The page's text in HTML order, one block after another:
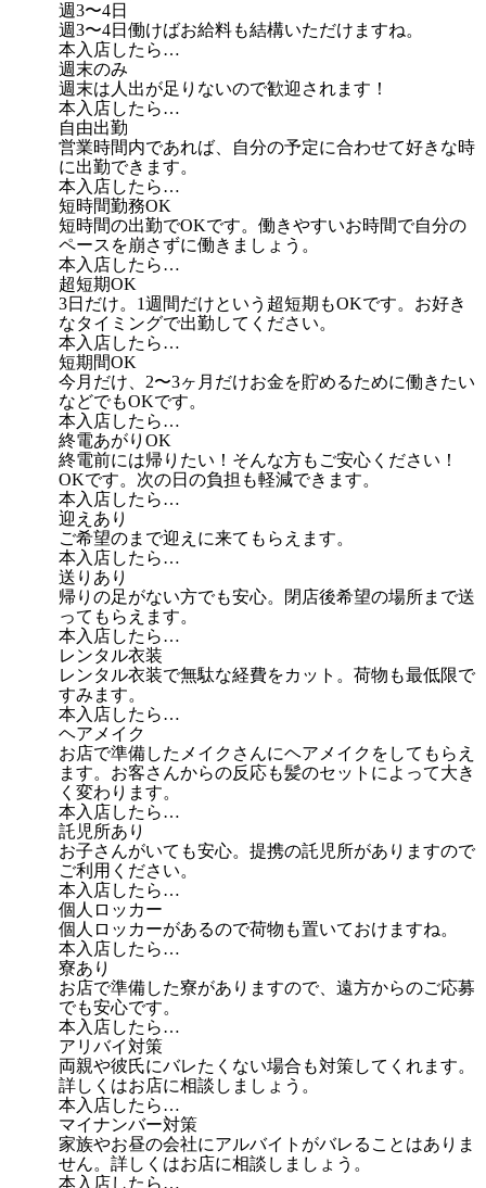
週3〜4日
週3〜4日働けばお給料も結構いただけますね。
本入店したら…
週末のみ
週末は人出が足りないので歓迎されます！
本入店したら…
自由出勤
営業時間内であれば、自分の予定に合わせて好きな時
に出勤できます。
本入店したら…
短時間勤務OK
短時間の出勤でOKです。働きやすいお時間で自分の
ペースを崩さずに働きましょう。
本入店したら…
超短期OK
3日だけ。1週間だけという超短期もOKです。お好き
なタイミングで出勤してください。
本入店したら…
短期間OK
今月だけ、2〜3ヶ月だけお金を貯めるために働きたい
などでもOKです。
本入店したら…
終電あがりOK
終電前には帰りたい！そんな方もご安心ください！
OKです。次の日の負担も軽減できます。
本入店したら…
迎えあり
ご希望のまで迎えに来てもらえます。
本入店したら…
送りあり
帰りの足がない方でも安心。閉店後希望の場所まで送
ってもらえます。
本入店したら…
レンタル衣装
レンタル衣装で無駄な経費をカット。荷物も最低限で
すみます。
本入店したら…
ヘアメイク
お店で準備したメイクさんにヘアメイクをしてもらえ
ます。お客さんからの反応も髪のセットによって大き
く変わります。
本入店したら…
託児所あり
お子さんがいても安心。提携の託児所がありますので
ご利用ください。
本入店したら…
個人ロッカー
個人ロッカーがあるので荷物も置いておけますね。
本入店したら…
寮あり
お店で準備した寮がありますので、遠方からのご応募
でも安心です。
本入店したら…
アリバイ対策
両親や彼氏にバレたくない場合も対策してくれます。
詳しくはお店に相談しましょう。
本入店したら…
マイナンバー対策
家族やお昼の会社にアルバイトがバレることはありま
せん。詳しくはお店に相談しましょう。
本入店したら…